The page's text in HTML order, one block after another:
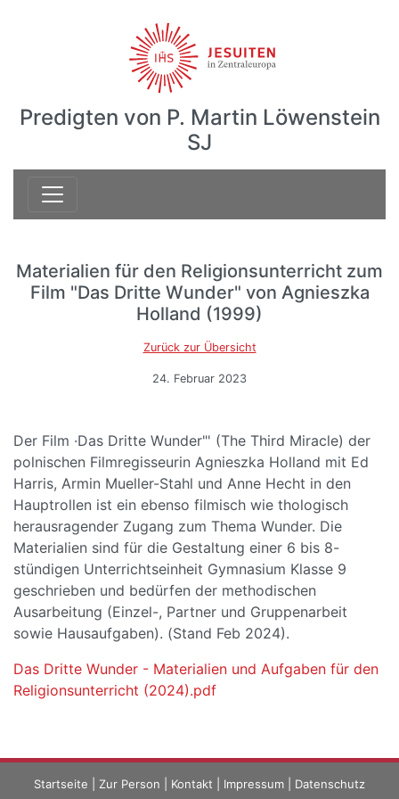
Predigten von P. Martin Löwenstein
SJ
Materialien für den Religionsunterricht zum
Film "Das Dritte Wunder" von Agnieszka
Holland (1999)
Zurück zur Übersicht
24. Februar 2023
Der Film ·Das Dritte Wunder"' (The Third Miracle) der
polnischen Filmregisseurin Agnieszka Holland mit Ed
Harris, Armin Mueller-Stahl und Anne Hecht in den
Hauptrollen ist ein ebenso filmisch wie thologisch
herausragender Zugang zum Thema Wunder. Die
Materialien sind für die Gestaltung einer 6 bis 8-
stündigen Unterrichtseinheit Gymnasium Klasse 9
geschrieben und bedürfen der methodischen
Ausarbeitung (Einzel-, Partner und Gruppenarbeit
sowie Hausaufgaben). (Stand Feb 2024).
Das Dritte Wunder - Materialien und Aufgaben für den
Religionsunterricht (2024).pdf
Startseite Zur Person Kontakt Impressum Datenschutz